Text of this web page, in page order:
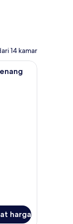
Agu 21 -
14 kamar
meja kerja
pemandangan kolam
harga